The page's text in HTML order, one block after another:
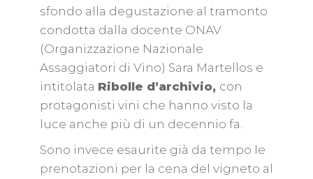
sfondo alla degustazione al tramonto
condotta dalla docente ONAV
(Organizzazione Nazionale
Assaggiatori di Vino) Sara Martellos e
intitolata Ribolle d’archivio, con
protagonisti vini che hanno visto la
luce anche più di un decennio fa.
Sono invece esaurite già da tempo le
prenotazioni per la cena del vigneto al